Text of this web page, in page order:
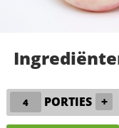
PORTIES +